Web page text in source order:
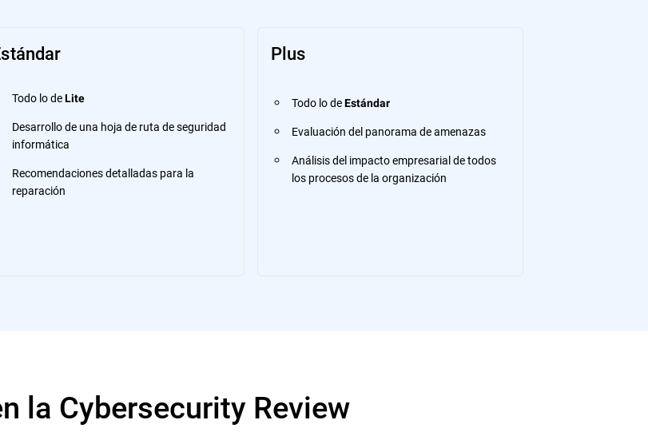
Todo lo deLite
Desarrollo de una hoja de ruta de seguridad
informática
Recomendaciones detalladas para la
reparación
Plus
Todo lo deEstándar
Evaluación del panorama de amenazas
Análisis del impacto empresarial de todos
los procesos de la organización
la Cybersecurity Review